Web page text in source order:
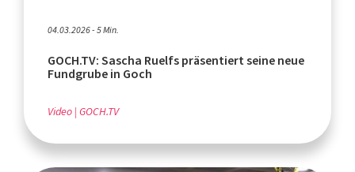
04.03.2026 - 5 Min.
GOCH.TV: Sascha Ruelfs präsentiert seine neue
Fundgrube in Goch
Video GOCH.TV